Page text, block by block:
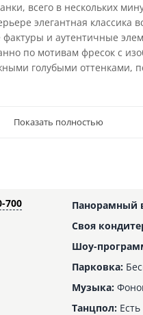
всего в нескольких
элегантная классика
и аутентичные
по мотивам фресок с
голубыми оттенками,
Показать полностью
700
Панорамный
Своя
Шоу-
Парковка:
Музыка:
Танцпол: Есть